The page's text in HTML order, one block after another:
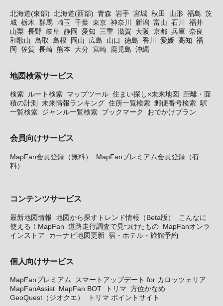
北海道(東部) 北海道(西部) 青森 岩手 宮城 秋田 山形 福島 茨
城 栃木 群馬 埼玉 千葉 東京 神奈川 新潟 富山 石川
福井
山梨 長野 岐阜 静岡 愛知 三重 滋賀 大阪 京都 兵庫 奈良
和歌山 鳥取 島根 岡山 広島 山口 徳島 香川 愛媛 高知 福
岡
佐賀 長崎 熊本 大分 宮崎 鹿児島 沖縄
地図検索サービス
検索 ルート検索 マップツール 住まい探し×未来地図
距離・面
積の計測
未来情報ランキング 住所一覧検索 郵便番号検索 駅
一覧検索 ジャンル一覧検索 ブックマーク おでかけプラン
会員向けサービス
MapFan会員登録（無料）
MapFanプレミアム会員登録（有
料）
コンテンツサービス
最新地図情報 地図から探すトレンド情報（Beta版）
こんなに
使える！MapFan 道路走行調査で見つけたもの MapFanオンラ
インストア
カーナビ地図更新 宿・ホテル・旅館予約
個人向けサービス
MapFanプレミアム
スマートアップデート for カロッツェリア
MapFanAssist MapFan BOT トリマ 方位かなめ
GeoQuest（ジオクエ）
トリマ ポイントサイト